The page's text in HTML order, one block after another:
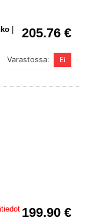
205.76 €
Varastossa:
199.90 €